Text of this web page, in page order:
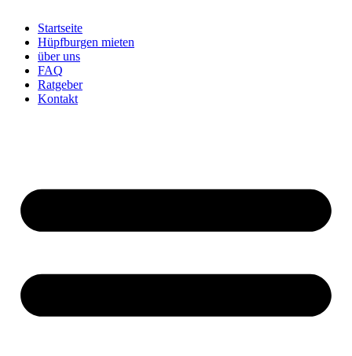
Startseite
Hüpfburgen mieten
über uns
FAQ
Ratgeber
Kontakt